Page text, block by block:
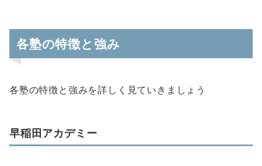
各塾の特徴と強み
各塾の特徴と強みを詳しく見ていきましょう
早稲田アカデミー